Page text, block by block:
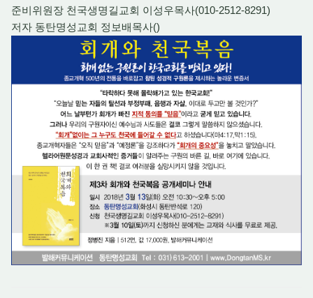
준비위원장 천국생명길교회 이성우목사(010-2512-8291)
저자 동탄명성교회 정보배목사()